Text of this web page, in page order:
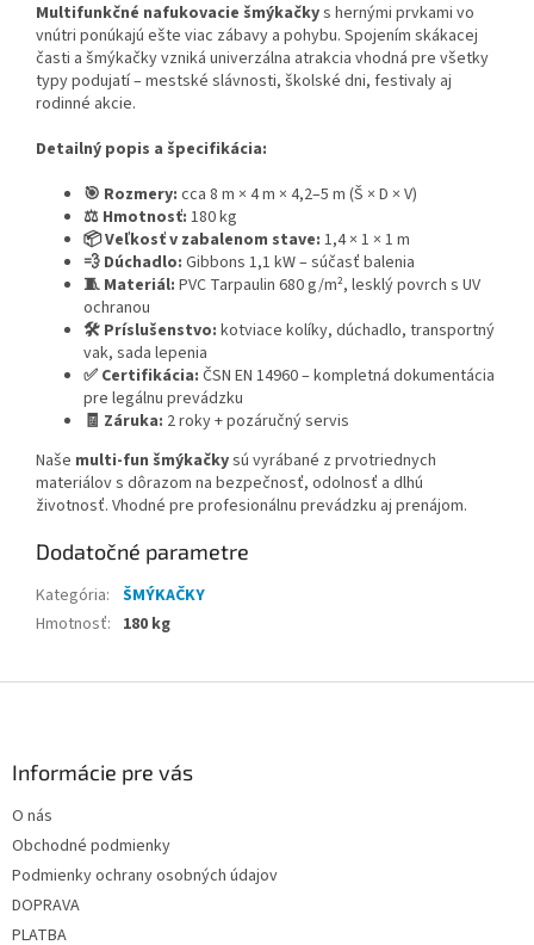
Multifunkčné nafukovacie šmýkačkys hernými prvkami vo
vnútri ponúkajú ešte viac zábavy a pohybu. Spojením skákacej
časti a šmýkačky vzniká univerzálna atrakcia vhodná pre všetky
typy podujatí – mestské slávnosti, školské dni, festivaly aj
rodinné akcie.
Detailný popis a špecifikácia:
🎯 Rozmery: cca 8 m × 4 m × 4,2–5 m (Š × D × V)
⚖️ Hmotnosť: 180 kg
📦 Veľkosť v zabalenom stave: 1,4 × 1 × 1 m
💨 Dúchadlo: Gibbons 1,1 kW – súčasť balenia
🧵 Materiál: PVC Tarpaulin 680 g/m², lesklý povrch s UV
ochranou
🛠️ Príslušenstvo: kotviace kolíky, dúchadlo, transportný
vak, sada lepenia
✅ Certifikácia: ČSN EN 14960 – kompletná dokumentácia
pre legálnu prevádzku
🧾 Záruka: 2 roky + pozáručný servis
Naše multi-fun šmýkačkysú vyrábané z prvotriednych
materiálov s dôrazom na bezpečnosť, odolnosť a dlhú
životnosť. Vhodné pre profesionálnu prevádzku aj prenájom.
Dodatočné parametre
Kategória: ŠMÝKAČKY
Hmotnosť: 180 kg
Informácie pre vás
O nás
Obchodné podmienky
Podmienky ochrany osobných údajov
DOPRAVA
PLATBA